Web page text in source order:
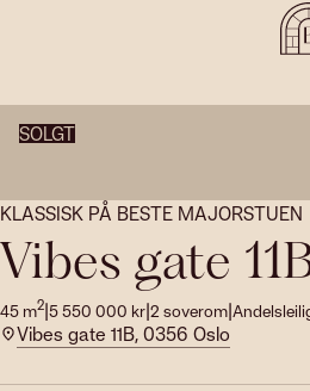
SOLGT
KLASSISK PÅ BESTE MAJORSTUEN
Vibes gate
45 m2|5 550 000 kr|2 soverom|
Vibes gate 11B, 0356 Oslo